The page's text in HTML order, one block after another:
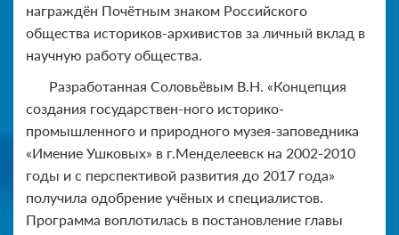
награждён Почётным знаком Российского
общества историков-архивистов за личный вклад в
научную работу общества.
Разработанная Соловьёвым В.Н. «Концепция
создания государствен-ного историко-
промышленного и природного музея-заповедника
«Имение Ушковых» в г.Менделеевск на 2002-2010
годы и с перспективой развития до 2017 года»
получила одобрение учёных и специалистов.
Программа воплотилась в постановление главы